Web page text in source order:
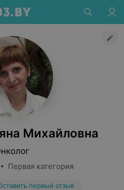
Михайловна
Первая категория
первый отзыв